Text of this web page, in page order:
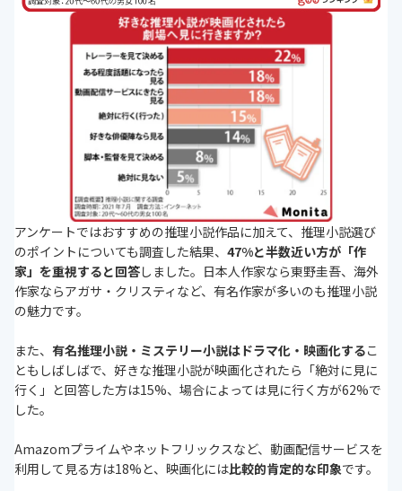
アンケートではおすすめの推理小説作品に加えて、推理小説選び
のポイントについても調査した結果、 47%と半数近い方が「作
家」を重視すると回答しました。日本人作家なら東野圭吾、海外
作家ならアガサ・クリスティなど、有名作家が多いのも推理小説
の魅力です。
また、 有名推理小説・ミステリー小説はドラマ化・映画化するこ
ともしばしばで、好きな推理小説が映画化されたら「絶対に見に
行く」と回答した方は15%、場合によっては見に行く方が62%で
した。
Amazomプライムやネットフリックスなど、動画配信サービスを
利用して見る方は18%と、映画化には比較的肯定的な印象です。